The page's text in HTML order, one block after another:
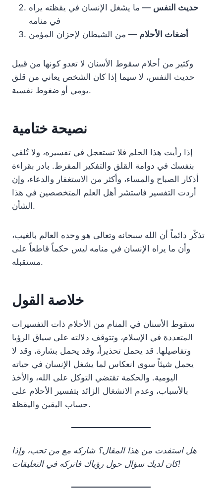
حديث النفس — ما يشغل الإنسان في يقظته يراه
في منامه
أضغاث الأحلام — من الشيطان لإحزان المؤمن
وكثير من أحلام سقوط الأسنان لا تعدو كونها من قبيل
حديث النفس، لا سيما إذا كان الشخص يعاني من قلق
يومي أو ضغوط نفسية.
نصيحة ختامية
إذا رأيت هذا الحلم فلا تستعجل في تفسيره، ولا تُلقي
بنفسك في دوامة القلق والتفكير المفرط. بادر بقراءة
أذكار الصباح والمساء، وأكثر من الاستغفار والدعاء، وإن
أردت التفسير فاستشر أهل العلم المتخصصين في هذا
الشأن.
تذكّر دائماً أن الله سبحانه وتعالى هو وحده العالم بالغيب،
وأن ما يراه الإنسان في منامه ليس حكماً قاطعاً على
مستقبله.
خلاصة القول
سقوط الأسنان في المنام من الأحلام ذات التفسيرات
المتعددة في الإسلام، وتتوقف دلالته على سياق الرؤيا
وتفاصيلها. قد يحمل تحذيراً، وقد يحمل بشارة، وقد لا
يحمل شيئاً سوى انعكاس لما يشغل الإنسان في حياته
اليومية. والحكمة تقتضي التوكل على الله، والأخذ
بالأسباب، وعدم الانشغال الزائد بتفسير الأحلام على
حساب اليقين واليقظة.
هل استفدت من هذا المقال؟ شاركه مع من تحب، وإذا
كان لديك سؤال حول رؤياك فاتركه في التعليقات!